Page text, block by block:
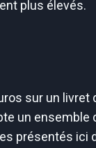
plus élevés.
sur un livret
un ensemble
présentés ici